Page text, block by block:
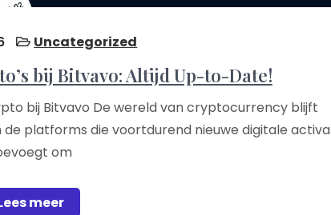
Uncategorized
bij Bitvavo: Altijd Up-to-Date!
bij Bitvavo De wereld van cryptocurrency blijft
de platforms die voortdurend nieuwe digitale activa
om
meer